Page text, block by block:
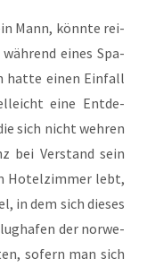
Mann, könn­te rei­
eines Spa­
hat­te einen Ein­fall
eine Ent­de­
sich nicht weh­ren
bei Ver­stand sein
Hotel­zim­mer lebt,
in dem sich die­ses
der nor­we­
sofern man sich